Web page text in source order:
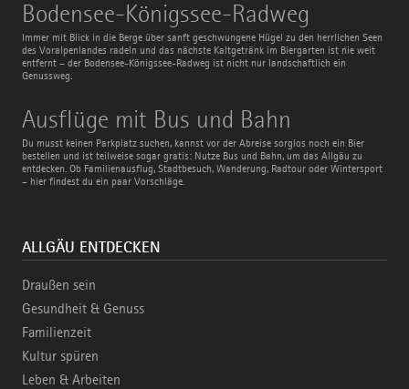
Bodensee-Königssee-Radweg
Immer mit Blick in die Berge über sanft geschwungene Hügel zu den herrlichen Seen
des Voralpenlandes radeln und das nächste Kaltgetränk im Biergarten ist nie weit
entfernt – der Bodensee-Königssee-Radweg ist nicht nur landschaftlich ein
Genussweg.
Bodensee-
Königssee-
Radweg
Ausflüge mit Bus und Bahn
Du musst keinen Parkplatz suchen, kannst vor der Abreise sorglos noch ein Bier
bestellen und ist teilweise sogar gratis: Nutze Bus und Bahn, um das Allgäu zu
entdecken. Ob Familienausflug, Stadtbesuch, Wanderung, Radtour oder Wintersport
– hier findest du ein paar Vorschläge.
Ausflüge
mit
Bus
und
Bahn
ALLGÄU ENTDECKEN
Draußen sein
Gesundheit & Genuss
Familienzeit
Kultur spüren
Leben & Arbeiten